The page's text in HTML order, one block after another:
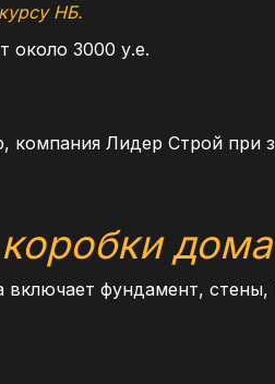
НБ.
около 3000 у.е.
компания Лидер Строй при
коробки дома
включает фундамент,